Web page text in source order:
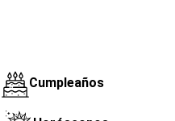
Cumpleaños